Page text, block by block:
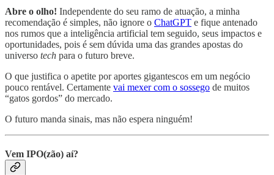
Abre o olho! Independente do seu ramo de atuação, a minha
recomendação é simples, não ignore o ChatGPT e fique antenado
nos rumos que a inteligência artificial tem seguido, seus impactos e
oportunidades, pois é sem dúvida uma das grandes apostas do
universo tech para o futuro breve.
O que justifica o apetite por aportes gigantescos em um negócio
pouco rentável. Certamente vai mexer com o sossego de muitos
“gatos gordos” do mercado.
O futuro manda sinais, mas não espera ninguém!
Vem IPO(zão) aí?